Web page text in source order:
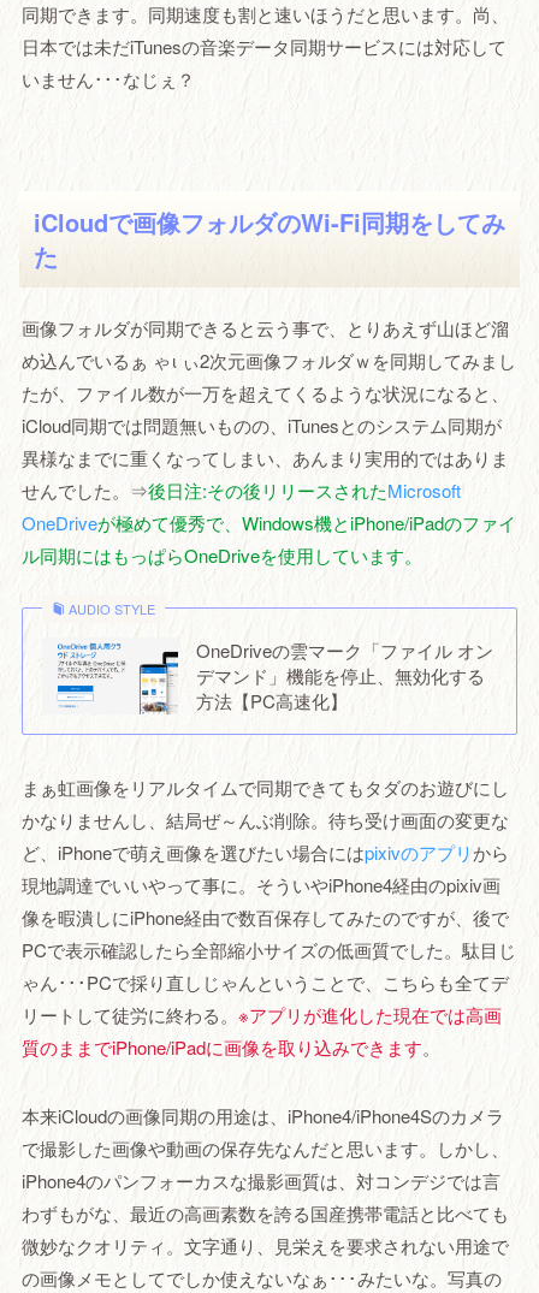
同期できます。同期速度も割と速いほうだと思います。尚、
日本では未だiTunesの音楽データ同期サービスには対応して
いません･･･なじぇ？
iCloudで画像フォルダのWi-Fi同期をしてみ
た
画像フォルダが同期できると云う事で、とりあえず山ほど溜
め込んでいるぁ ゃι ぃ2次元画像フォルダｗを同期してみまし
たが、ファイル数が一万を超えてくるような状況になると、
iCloud同期では問題無いものの、iTunesとのシステム同期が
異様なまでに重くなってしまい、あんまり実用的ではありま
せんでした。⇒後日注:その後リリースされたMicrosoft
OneDriveが極めて優秀で、Windows機とiPhone/iPadのファイ
ル同期にはもっぱらOneDriveを使用しています。
AUDIO STYLE
OneDriveの雲マーク「ファイル オン
デマンド」機能を停止、無効化する
方法【PC高速化】
まぁ虹画像をリアルタイムで同期できてもタダのお遊びにし
かなりませんし、結局ぜ～んぶ削除。待ち受け画面の変更な
ど、iPhoneで萌え画像を選びたい場合にはpixivのアプリから
現地調達でいいやって事に。そういやiPhone4経由のpixiv画
像を暇潰しにiPhone経由で数百保存してみたのですが、後で
PCで表示確認したら全部縮小サイズの低画質でした。駄目じ
ゃん･･･PCで採り直しじゃんということで、こちらも全てデ
リートして徒労に終わる。 ※アプリが進化した現在では高画
質のままでiPhone/iPadに画像を取り込みできます。
本来iCloudの画像同期の用途は、iPhone4/iPhone4Sのカメラ
で撮影した画像や動画の保存先なんだと思います。しかし、
iPhone4のパンフォーカスな撮影画質は、対コンデジでは言
わずもがな、最近の高画素数を誇る国産携帯電話と比べても
微妙なクオリティ。文字通り、見栄えを要求されない用途で
の画像メモとしてでしか使えないなぁ･･･みたいな。写真の